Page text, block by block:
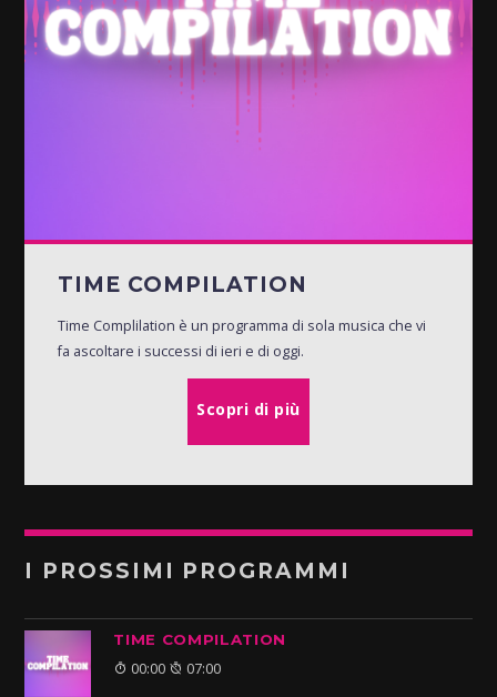
TIME COMPILATION
Time Complilation è un programma di sola musica che vi
fa ascoltare i successi di ieri e di oggi.
Scopri di più
I PROSSIMI PROGRAMMI
TIME COMPILATION
00:00 07:00